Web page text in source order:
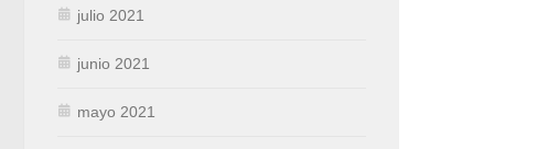
julio 2021
junio 2021
mayo 2021